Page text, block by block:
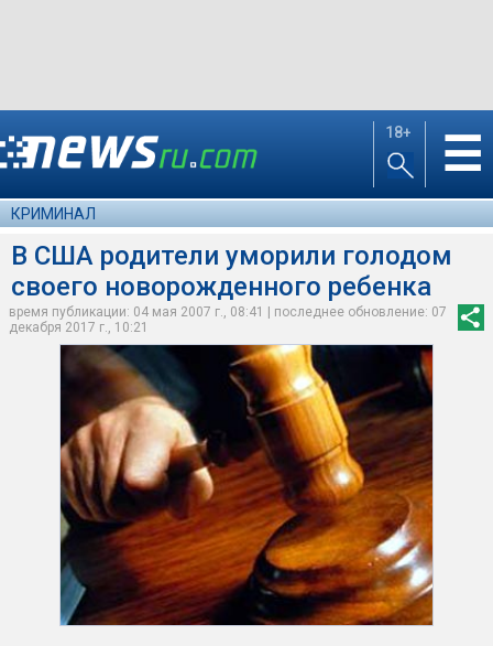
18+ ☰
КРИМИНАЛ
В США родители уморили голодом
своего новорожденного ребенка
время публикации: 04 мая 2007 г., 08:41 | последнее обновление: 07
декабря 2017 г., 10:21